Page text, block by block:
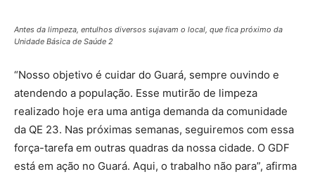
Antes da limpeza, entulhos diversos sujavam o local, que fica próximo da
Unidade Básica de Saúde 2
“Nosso objetivo é cuidar do Guará, sempre ouvindo e
atendendo a população. Esse mutirão de limpeza
realizado hoje era uma antiga demanda da comunidade
da QE 23. Nas próximas semanas, seguiremos com essa
força-tarefa em outras quadras da nossa cidade. O GDF
está em ação no Guará. Aqui, o trabalho não para”, afirma